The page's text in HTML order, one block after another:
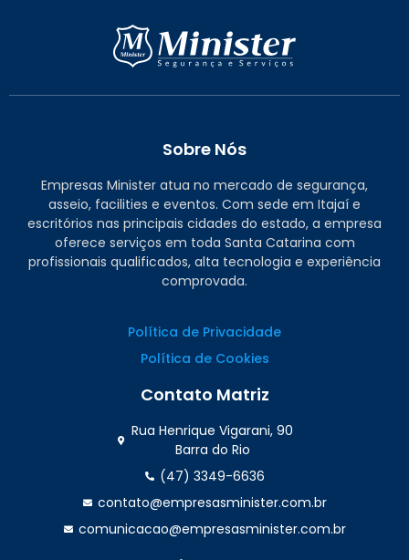
Sobre Nós
Empresas Minister atua no mercado de segurança,
asseio, facilities e eventos. Com sede em Itajaí e
escritórios nas principais cidades do estado, a empresa
oferece serviços em toda Santa Catarina com
profissionais qualificados, alta tecnologia e experiência
comprovada.
Política de Privacidade
Política de Cookies
Contato Matriz
Rua Henrique Vigarani, 90
Barra do Rio
(47) 3349-6636
contato@empresasminister.com.br
comunicacao@empresasminister.com.br